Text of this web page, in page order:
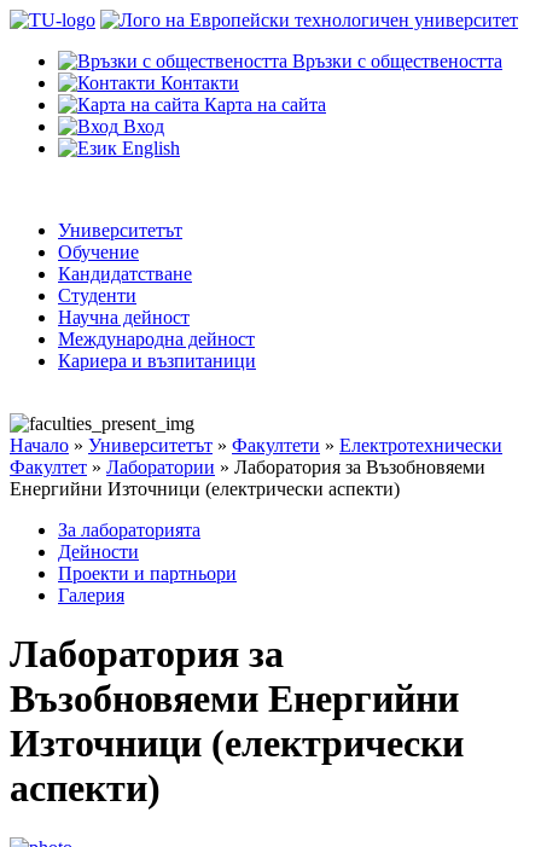
Връзки с обществеността
Контакти
Карта на сайта
Вход
English
Университетът
Обучение
Кандидатстване
Студенти
Научна дейност
Международна дейност
Кариера и възпитаници
Начало » Университетът » Факултети » Електротехнически
Факултет » Лаборатории » Лаборатория за Възобновяеми
Енергийни Източници (електрически аспекти)
За лабораторията
Дейности
Проекти и партньори
Галерия
Лаборатория за
Възобновяеми Енергийни
Източници (електрически
аспекти)